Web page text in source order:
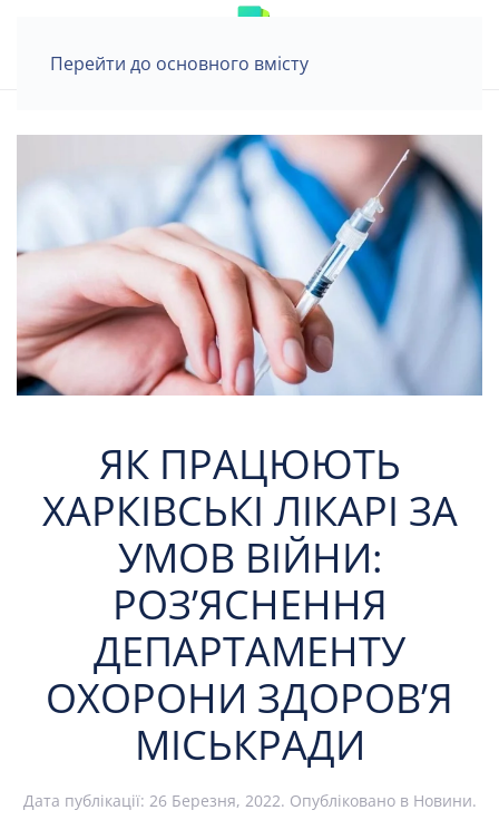
Перейти до основного вмісту
ЯК ПРАЦЮЮТЬ
ХАРКІВСЬКІ ЛІКАРІ ЗА
УМОВ ВІЙНИ:
РОЗ’ЯСНЕННЯ
ДЕПАРТАМЕНТУ
ОХОРОНИ ЗДОРОВ’Я
МІСЬКРАДИ
Дата публікації: 26 Березня, 2022. Опубліковано в Новини.